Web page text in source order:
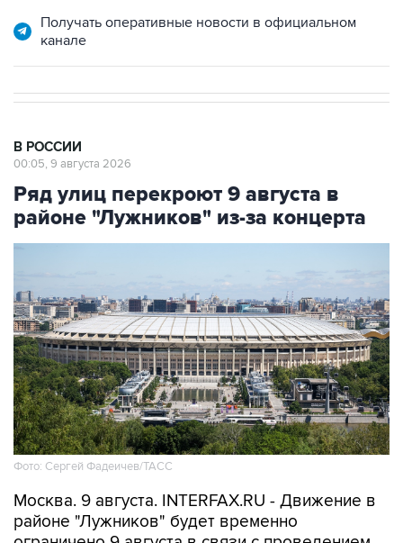
Получать оперативные новости в официальном
канале
В РОССИИ
00:05, 9 августа 2026
Ряд улиц перекроют 9 августа в
районе "Лужников" из-за концерта
Фото: Сергей Фадеичев/ТАСС
Москва. 9 августа. INTERFAX.RU - Движение в
районе "Лужников" будет временно